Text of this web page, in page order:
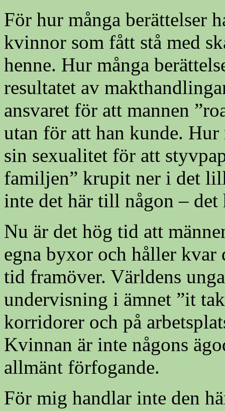
För hur många berättelser
kvinnor som fått stå med
henne. Hur många
resultatet av
ansvaret för att mannen
utan för att han kunde.
sin sexualitet för att
familjen” krupit ner i det
inte det här till någon –
Nu är det hög tid att
egna byxor och håller
tid framöver. Världens
undervisning i ämnet ”it
korridorer och på
Kvinnan är inte någons
allmänt förfogande.
För mig handlar inte den